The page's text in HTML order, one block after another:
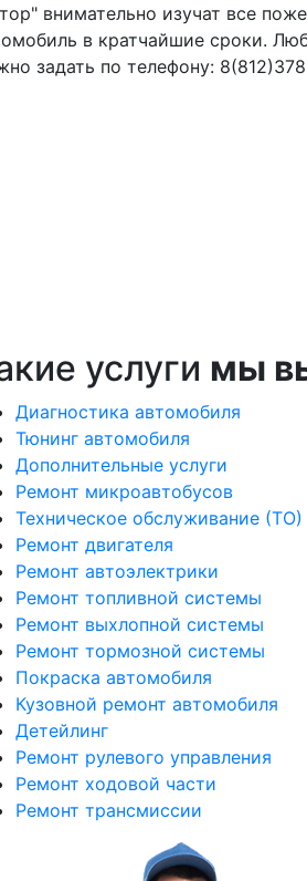
внимательно изучат все
в кратчайшие сроки.
задать по телефону:
услуги мы
Диагностика автомобиля
Тюнинг автомобиля
Дополнительные услуги
Ремонт микроавтобусов
Техническое обслуживание (ТО)
Ремонт двигателя
Ремонт автоэлектрики
Ремонт топливной системы
Ремонт выхлопной системы
Ремонт тормозной системы
Покраска автомобиля
Кузовной ремонт автомобиля
Детейлинг
Ремонт рулевого управления
Ремонт ходовой части
Ремонт трансмиссии